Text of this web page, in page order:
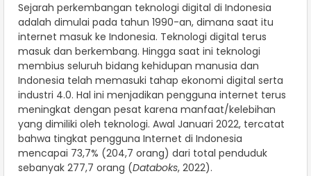
Sejarah perkembangan teknologi digital di Indonesia
adalah dimulai pada tahun 1990-an, dimana saat itu
internet masuk ke Indonesia. Teknologi digital terus
masuk dan berkembang. Hingga saat ini teknologi
membius seluruh bidang kehidupan manusia dan
Indonesia telah memasuki tahap ekonomi digital serta
industri 4.0. Hal ini menjadikan pengguna internet terus
meningkat dengan pesat karena manfaat/kelebihan
yang dimiliki oleh teknologi. Awal Januari 2022, tercatat
bahwa tingkat pengguna Internet di Indonesia
mencapai 73,7% (204,7 orang) dari total penduduk
sebanyak 277,7 orang (Databoks, 2022).